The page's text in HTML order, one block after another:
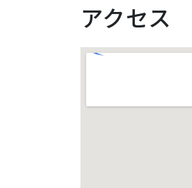
アクセス